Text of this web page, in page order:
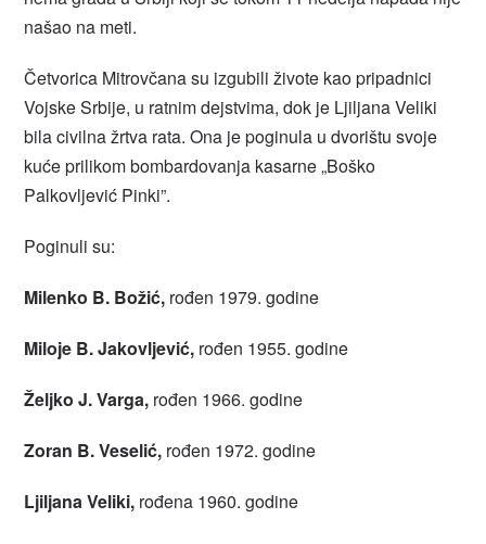
našao na meti.
Četvorica Mitrovčana su izgubili živote kao pripadnici
Vojske Srbije, u ratnim dejstvima, dok je Ljiljana Veliki
bila civilna žrtva rata. Ona je poginula u dvorištu svoje
kuće prilikom bombardovanja kasarne „Boško
Palkovljević Pinki”.
Poginuli su:
Milenko B. Božić, rođen 1979. godine
Miloje B. Jakovljević, rođen 1955. godine
Željko J. Varga, rođen 1966. godine
Zoran B. Veselić, rođen 1972. godine
Ljiljana Veliki, rođena 1960. godine